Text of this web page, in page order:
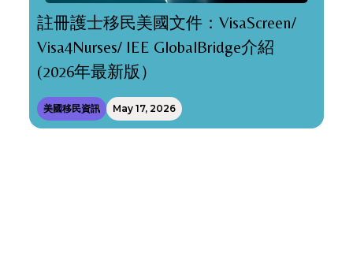
註冊護士移民美國文件：VisaScreen/
Visa4Nurses/ IEE GlobalBridge介紹
(2026年最新版）
美國移民資訊 May 17, 2026